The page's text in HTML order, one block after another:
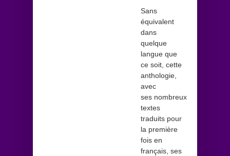
Sans
équivalent
dans
quelque
langue que
ce soit, cette
anthologie,
avec
ses nombreux
textes
traduits pour
la première
fois en
français, ses